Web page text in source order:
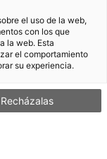
Startups
dónde
tramitar
el uso de la web,
con los que
la web. Esta
el comportamiento
su experiencia.
Recházalas